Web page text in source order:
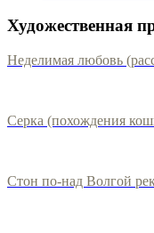
Художественная
Неделимая любовь
Серка (похождения
Стон по-над Волгой